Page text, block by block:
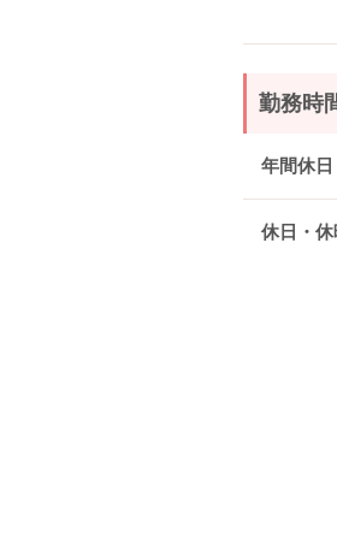
勤務時
年間休日
休日・